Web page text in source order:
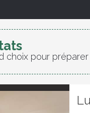
choix pour